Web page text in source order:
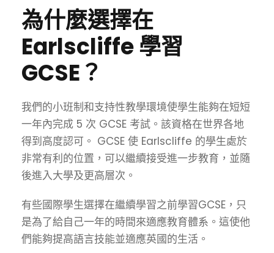
為什麼選擇在
Earlscliffe 學習
GCSE？
我們的小班制和支持性教學環境使學生能夠在短短
一年內完成 5 次 GCSE 考試。該資格在世界各地
得到高度認可。 GCSE 使 Earlscliffe 的學生處於
非常有利的位置，可以繼續接受進一步教育，並隨
後進入大學及更高層次。
有些國際學生選擇在繼續學習之前學習GCSE，只
是為了給自己一年的時間來適應教育體系。這使他
們能夠提高語言技能並適應英國的生活。